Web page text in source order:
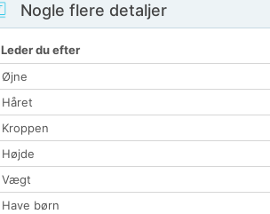
Nogle flere detaljer
Leder du efter
Øjne
Håret
Kroppen
Højde
Vægt
Have børn